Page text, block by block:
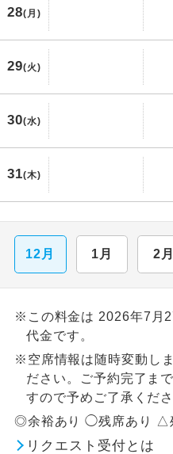
28(月)
29(火)
30(水)
31(木)
12月 1月 2月
※この料金は 2026年7月
代金です。
※空席情報は随時変動し
ださい。ご予約完了ま
すので予めご了承くださ
◎余裕あり ◯残席あり △
リクエスト受付とは